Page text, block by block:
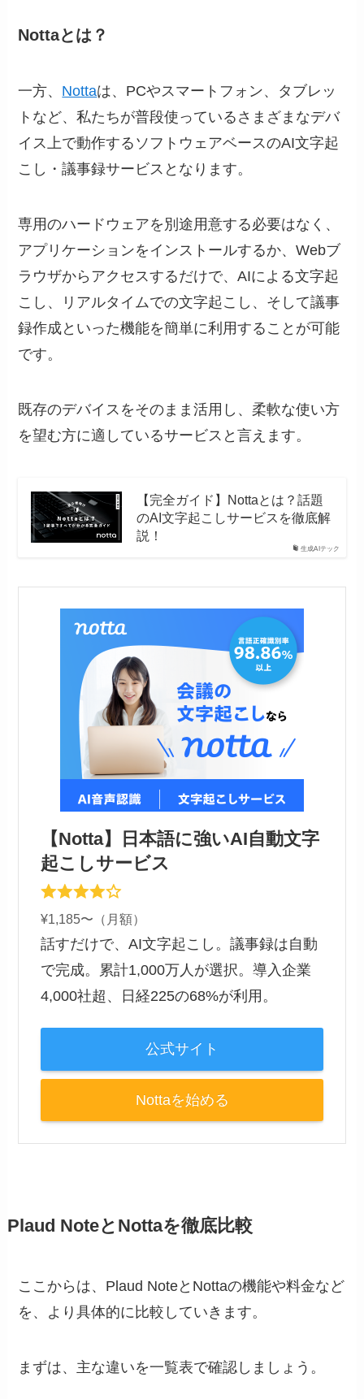
Nottaとは？
一方、 Nottaは、PCやスマートフォン、タブレッ
トなど、私たちが普段使っているさまざまなデバ
イス上で動作するソフトウェアベースのAI文字起
こし・議事録サービスとなります。
専用のハードウェアを別途用意する必要はなく、
アプリケーションをインストールするか、Webブ
ラウザからアクセスするだけで、AIによる文字起
こし、リアルタイムでの文字起こし、そして議事
録作成といった機能を簡単に利用することが可能
です。
既存のデバイスをそのまま活用し、柔軟な使い方
を望む方に適しているサービスと言えます。
生成AIテック
【完全ガイド】Nottaとは？話題
のAI文字起こしサービスを徹底解
説！
【Notta】日本語に強いAI自動文字
起こしサービス
¥1,185〜（月額）
話すだけで、AI文字起こし。議事録は自動
で完成。累計1,000万人が選択。導入企業
4,000社超、日経225の68%が利用。
公式サイト
Nottaを始める
Plaud NoteとNottaを徹底比較
ここからは、Plaud NoteとNottaの機能や料金など
を、より具体的に比較していきます。
まずは、主な違いを一覧表で確認しましょう。